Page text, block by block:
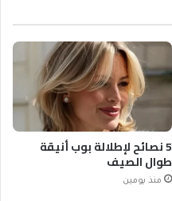
5 نصائح لإطلالة بوب أنيقة
طوال الصيف
منذ يومين